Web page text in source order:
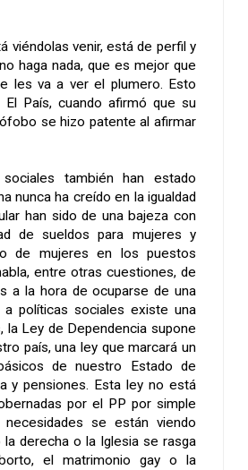
viéndolas venir, está de perfil y
haga nada, que es mejor que
les va a ver el plumero. Esto
País, cuando afirmó que su
se hizo patente al afirmar
también han estado
nunca ha creído en la igualdad
han sido de una bajeza con
de sueldos para mujeres y
de mujeres en los puestos
entre otras cuestiones, de
a la hora de ocuparse de una
a políticas sociales existe una
la Ley de Dependencia supone
país, una ley que marcará un
de nuestro Estado de
y pensiones. Esta ley no está
por el PP por simple
se están viendo
la derecha o la Iglesia se rasga
el matrimonio gay o la